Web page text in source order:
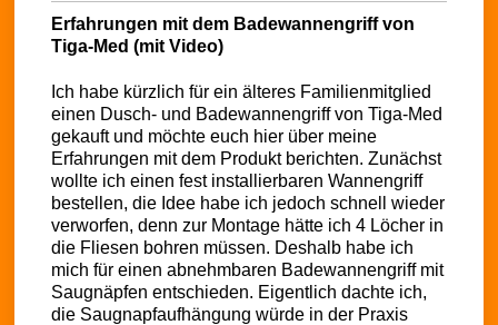
Erfahrungen mit dem Badewannengriff von
Tiga-Med (mit Video)
Ich habe kürzlich für ein älteres Familienmitglied
einen Dusch- und Badewannengriff von Tiga-Med
gekauft und möchte euch hier über meine
Erfahrungen mit dem Produkt berichten. Zunächst
wollte ich einen fest installierbaren Wannengriff
bestellen, die Idee habe ich jedoch schnell wieder
verworfen, denn zur Montage hätte ich 4 Löcher in
die Fliesen bohren müssen. Deshalb habe ich
mich für einen abnehmbaren Badewannengriff mit
Saugnäpfen entschieden. Eigentlich dachte ich,
die Saugnapfaufhängung würde in der Praxis